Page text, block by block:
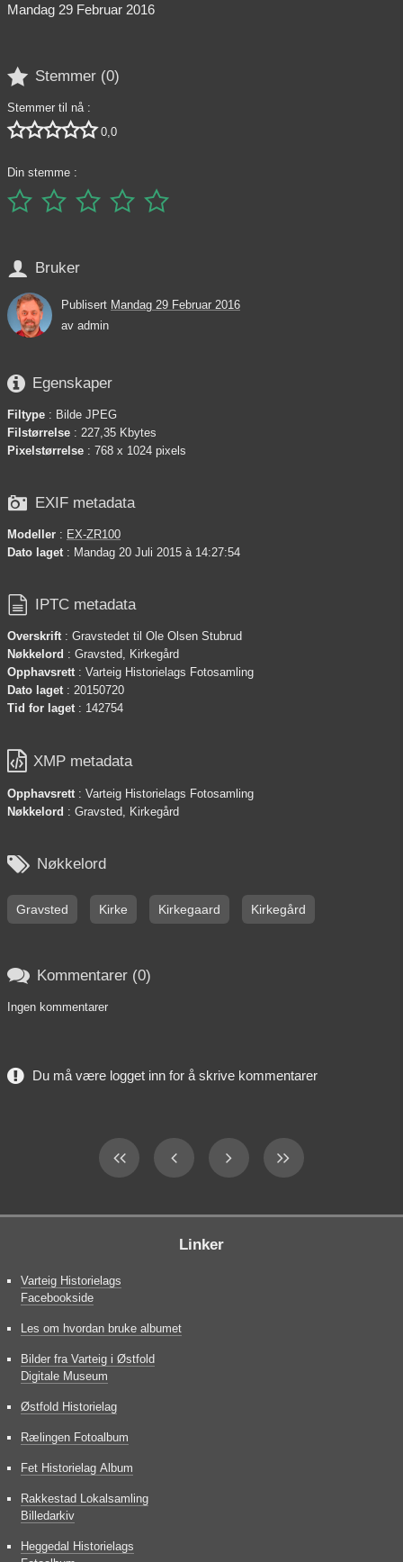
Mandag 29 Februar 2016
 Stemmer (0)
Stemmer til nå :
 0,0
Din stemme :
    
 Bruker
Publisert Mandag 29 Februar 2016
av admin
 Egenskaper
Filtype : Bilde JPEG
Filstørrelse : 227,35 Kbytes
Pixelstørrelse : 768 x 1024 pixels
 EXIF metadata
Modeller : EX-ZR100
Dato laget : Mandag 20 Juli 2015 à 14:27:54
 IPTC metadata
Overskrift : Gravstedet til Ole Olsen Stubrud
Nøkkelord : Gravsted, Kirkegård
Opphavsrett : Varteig Historielags Fotosamling
Dato laget : 20150720
Tid for laget : 142754
 XMP metadata
Opphavsrett : Varteig Historielags Fotosamling
Nøkkelord : Gravsted, Kirkegård
 Nøkkelord
Gravsted Kirke Kirkegaard Kirkegård
 Kommentarer (0)
Ingen kommentarer
Du må være logget inn for å skrive kommentarer
Linker
Varteig Historielags
Facebookside
Les om hvordan bruke albumet
Bilder fra Varteig i Østfold
Digitale Museum
Østfold Historielag
Rælingen Fotoalbum
Fet Historielag Album
Rakkestad Lokalsamling
Billedarkiv
Heggedal Historielags